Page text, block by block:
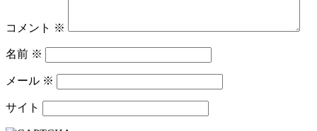
コメント ※
名前 ※
メール ※
サイト